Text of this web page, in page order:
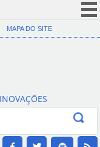
(COVID-19)
Canais
MAPA DO SITE